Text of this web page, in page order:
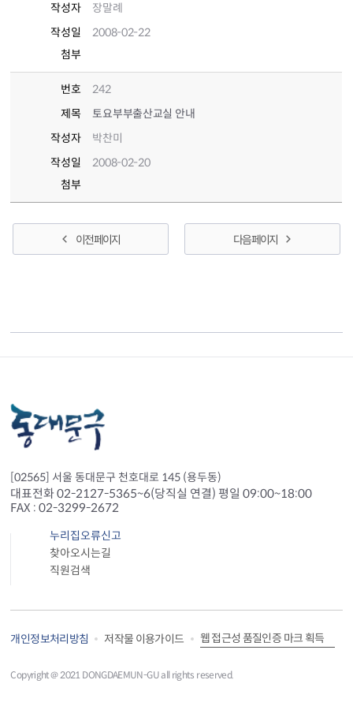
작성자
장말례
작성일
2008-02-22
첨부
번호
242
제목
토요부부출산교실 안내
작성자
박찬미
작성일
2008-02-20
첨부
이전 페이지 다음 페이지
[02565] 서울 동대문구 천호대로 145 (용두동)
대표전화 02-2127-5365~6(당직실 연결) 평일 09:00~18:00
FAX : 02-3299-2672
누리집오류신고
찾아오시는길
직원검색
개인정보처리방침 저작물 이용가이드 웹 접근성 품질인증 마크 획득
Copyright＠ 2021 DONGDAEMUN-GU all rights reserved.